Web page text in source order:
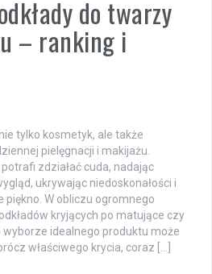
do twarzy
– ranking i
tylko kosmetyk, ale także
pielęgnacji i makijażu.
zdziałać cuda, nadając
ukrywając niedoskonałości i
piękno. W obliczu ogromnego
kryjących po matujące czy
wyborze idealnego produktu może
właściwego krycia, coraz […]